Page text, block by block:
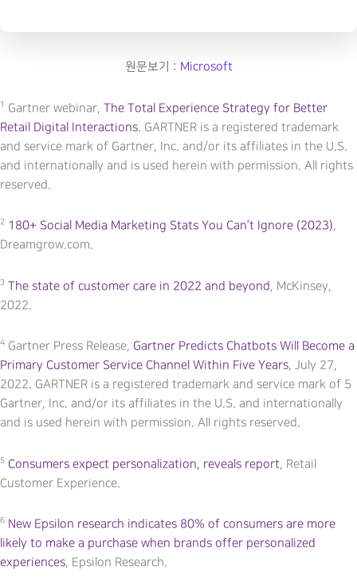
원문보기 : Microsoft
1 Gartner webinar, The Total Experience Strategy for Better
Retail Digital Interactions. GARTNER is a registered trademark
and service mark of Gartner, Inc. and/or its affiliates in the U.S.
and internationally and is used herein with permission. All rights
reserved.
2 180+ Social Media Marketing Stats You Can’t Ignore (2023),
Dreamgrow.com.
3 The state of customer care in 2022 and beyond, McKinsey,
2022.
4 Gartner Press Release, Gartner Predicts Chatbots Will Become a
Primary Customer Service Channel Within Five Years, July 27,
2022. GARTNER is a registered trademark and service mark of 5
Gartner, Inc. and/or its affiliates in the U.S. and internationally
and is used herein with permission. All rights reserved.
5 Consumers expect personalization, reveals report, Retail
Customer Experience.
6 New Epsilon research indicates 80% of consumers are more
likely to make a purchase when brands offer personalized
experiences, Epsilon Research.